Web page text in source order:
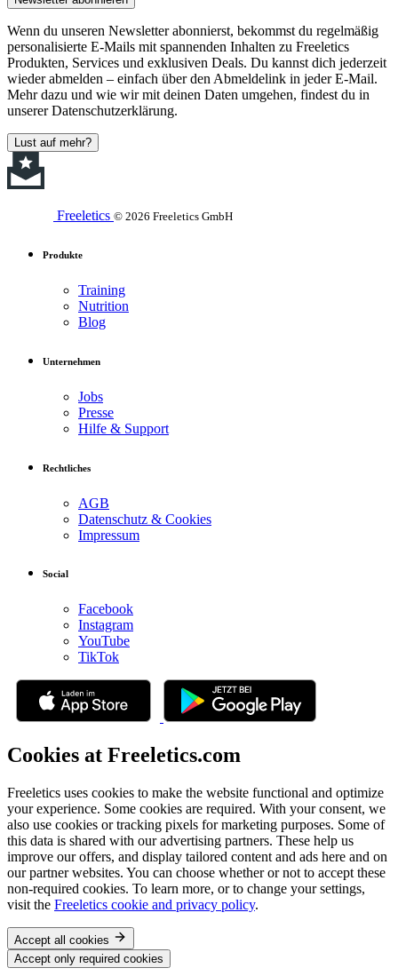
Wenn du unseren Newsletter abonnierst, bekommst du regelmäßig
personalisierte E-Mails mit spannenden Inhalten zu Freeletics
Produkten, Services und exklusiven Deals. Du kannst dich jederzeit
wieder abmelden – einfach über den Abmeldelink in jeder E-Mail.
Mehr dazu und wie wir mit deinen Daten umgehen, findest du in
unserer Datenschutzerklärung.
Lust auf mehr?
Freeletics © 2026 Freeletics GmbH
Produkte
Training
Nutrition
Blog
Unternehmen
Jobs
Presse
Hilfe & Support
Rechtliches
AGB
Datenschutz & Cookies
Impressum
Social
Facebook
Instagram
YouTube
TikTok
Cookies at Freeletics.com
Freeletics uses cookies to make the website functional and optimize
your experience. Some cookies are required. With your consent, we
also use cookies or tracking pixels for marketing purposes. Some of
this data is shared with our advertising partners. These help us
improve our offers, and display tailored content and ads here and on
our partner websites. You can choose whether or not to accept these
non-required cookies. To learn more, or to change your settings,
visit the Freeletics cookie and privacy policy.
Accept all cookies
Accept only required cookies